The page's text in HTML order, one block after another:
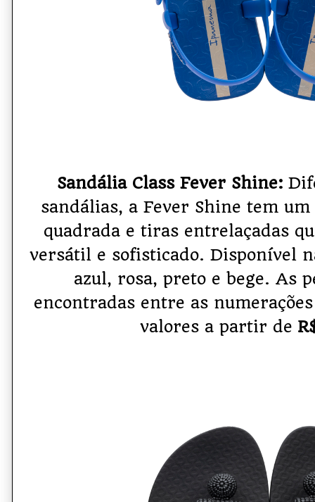
Sandália Class Fever Shine:
sandálias, a Fever Shine tem
quadrada e tiras entrelaçadas
versátil e sofisticado. Disponível
azul, rosa, preto e bege. As
encontradas entre as
valores a partir de